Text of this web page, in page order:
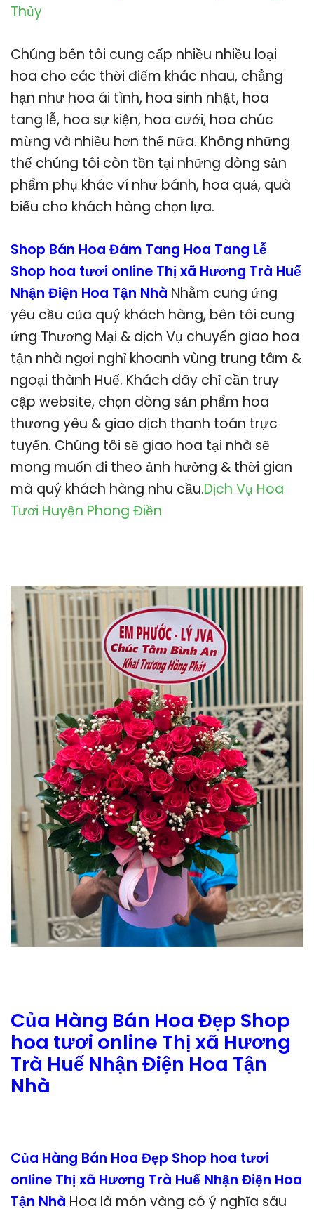
Thủy
Chúng bên tôi cung cấp nhiều nhiều loại
hoa cho các thời điểm khác nhau, chẳng
hạn như hoa ái tình, hoa sinh nhật, hoa
tang lễ, hoa sự kiện, hoa cưới, hoa chúc
mừng và nhiều hơn thế nữa. Không những
thế chúng tôi còn tồn tại những dòng sản
phẩm phụ khác ví như bánh, hoa quả, quà
biếu cho khách hàng chọn lựa.
Shop Bán Hoa Đám Tang Hoa Tang Lễ
Shop hoa tươi online Thị xã Hương Trà Huế
Nhận Điện Hoa Tận Nhà Nhằm cung ứng
yêu cầu của quý khách hàng, bên tôi cung
ứng Thương Mại & dịch Vụ chuyển giao hoa
tận nhà ngơi nghỉ khoanh vùng trung tâm &
ngoại thành Huế. Khách dãy chỉ cần truy
cập website, chọn dòng sản phẩm hoa
thương yêu & giao dịch thanh toán trực
tuyến. Chúng tôi sẽ giao hoa tại nhà sẽ
mong muốn đi theo ảnh hưởng & thời gian
mà quý khách hàng nhu cầu.Dịch Vụ Hoa
Tươi Huyện Phong Điền
Của Hàng Bán Hoa Đẹp Shop
hoa tươi online Thị xã Hương
Trà Huế Nhận Điện Hoa Tận
Nhà
Của Hàng Bán Hoa Đẹp Shop hoa tươi
online Thị xã Hương Trà Huế Nhận Điện Hoa
Tận Nhà Hoa là món vàng có ý nghĩa sâu